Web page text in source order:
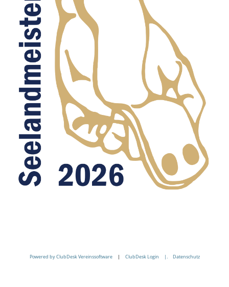
Powered by ClubDesk Vereinssoftware | ClubDesk Login |. Datenschutz